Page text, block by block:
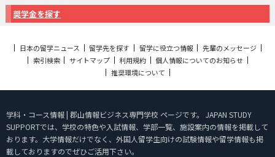
奨学金を探す
日本の留学ニュース 留学先を探す 留学に役立つ情報
先輩のメッセージ
索引検索
サイトマップ 利用規約
個人情報についてのお知らせ
推奨環境について
学科・コース情報 | 郡山情報ビジネス専門学校 ページです。 JAPAN STUDY
SUPPORTでは、学校の特色や入試情報、学部一覧、施設案内の情報を掲載して
おります。大学情報だけでなく、外国人留学生向けの試験情報や留学情報も掲
載しておりますのでぜひご活用下さい。